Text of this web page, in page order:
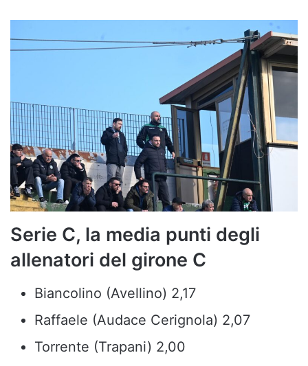
Serie C, la media punti degli
allenatori del girone C
Biancolino (Avellino) 2,17
Raffaele (Audace Cerignola) 2,07
Torrente (Trapani) 2,00